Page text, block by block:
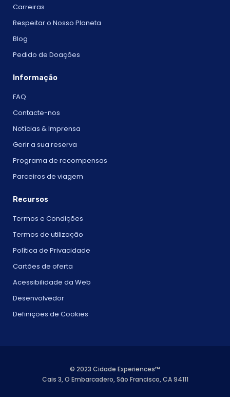
Carreiras
Respeitar o Nosso Planeta
Blog
Pedido de Doações
Informação
FAQ
Contacte-nos
Notícias & Imprensa
Gerir a sua reserva
Programa de recompensas
Parceiros de viagem
Recursos
Termos e Condições
Termos de utilização
Política de Privacidade
Cartões de oferta
Acessibilidade da Web
Desenvolvedor
Definições de Cookies
© 2023 Cidade Experiences™
Cais 3, O Embarcadero, São Francisco, CA 94111